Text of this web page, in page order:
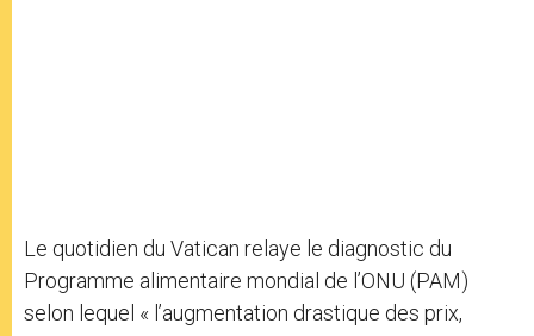
Le quotidien du Vatican relaye le diagnostic du
Programme alimentaire mondial de l’ONU (PAM)
selon lequel « l’augmentation drastique des prix,